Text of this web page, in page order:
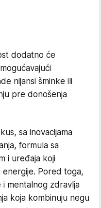
dodatno će
nijansi šminke ili
pre donošenja
sa inovacijama
formula sa
i uređaja koji
energije. Pored toga,
mentalnog zdravlja
koja kombinuju negu